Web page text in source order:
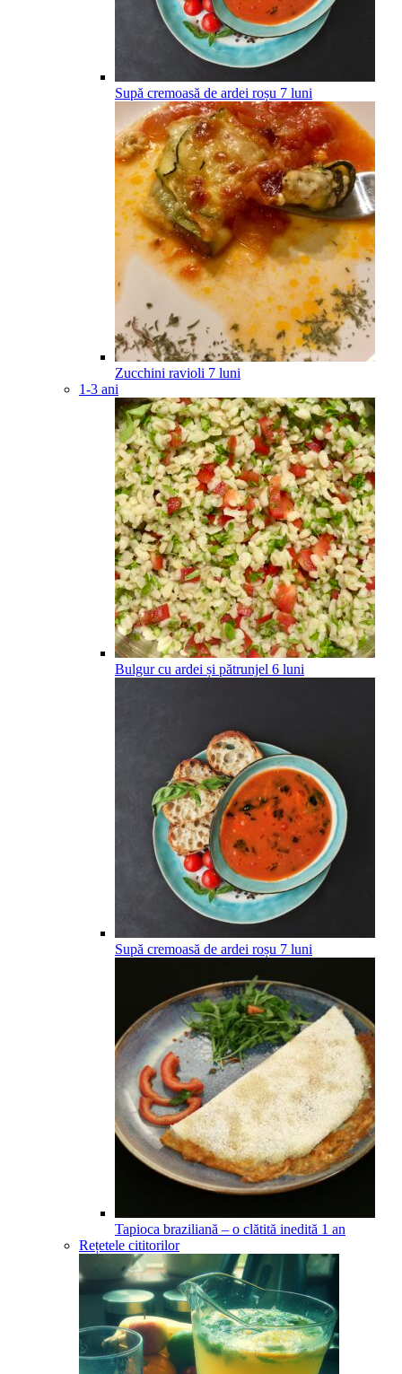
Supă cremoasă de ardei roșu 7 luni
Zucchini ravioli 7 luni
1-3 ani
Bulgur cu ardei și pătrunjel 6 luni
Supă cremoasă de ardei roșu 7 luni
Tapioca braziliană – o clătită inedită 1 an
Rețetele cititorilor